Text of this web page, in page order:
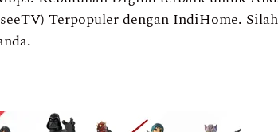
Terpopuler dengan IndiHome.